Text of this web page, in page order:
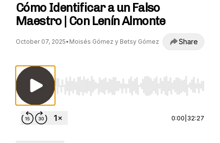
Cómo Identificar a un Falso
Maestro | Con Lenín Almonte
October 07, 2025• Moisés Gómez y Betsy Gómez Share
Use Left/Right to seek, Home/End to jump
0:00 32:27